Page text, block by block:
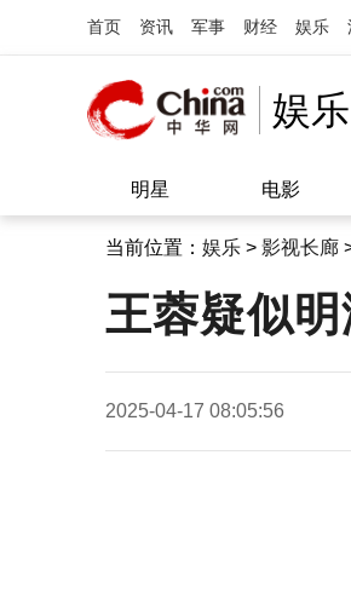
首页 资讯 军事 财经 娱乐
娱乐
明星 电影
当前位置： 娱乐 > 影视长廊
王蓉疑似
2025-04-17 08:05:56